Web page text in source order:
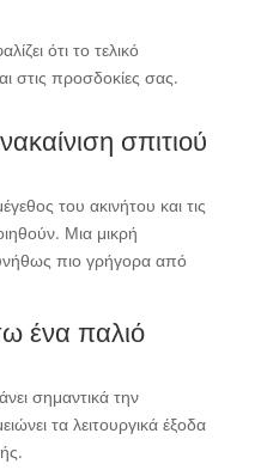
ότι το τελικό
στις προσδοκίες σας.
σπιτιού
του ακινήτου και τις
Μια μικρή
πιο γρήγορα από
ένα παλιό
σημαντικά την
τα λειτουργικά έξοδα